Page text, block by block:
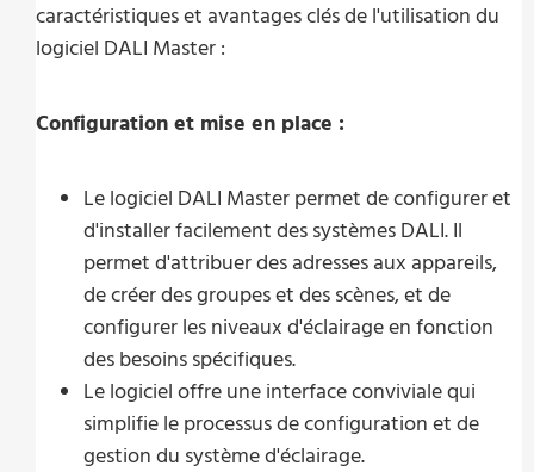
caractéristiques et avantages clés de l'utilisation du
logiciel DALI Master :
Configuration et mise en place :
Le logiciel DALI Master permet de configurer et
d'installer facilement des systèmes DALI. Il
permet d'attribuer des adresses aux appareils,
de créer des groupes et des scènes, et de
configurer les niveaux d'éclairage en fonction
des besoins spécifiques.
Le logiciel offre une interface conviviale qui
simplifie le processus de configuration et de
gestion du système d'éclairage.